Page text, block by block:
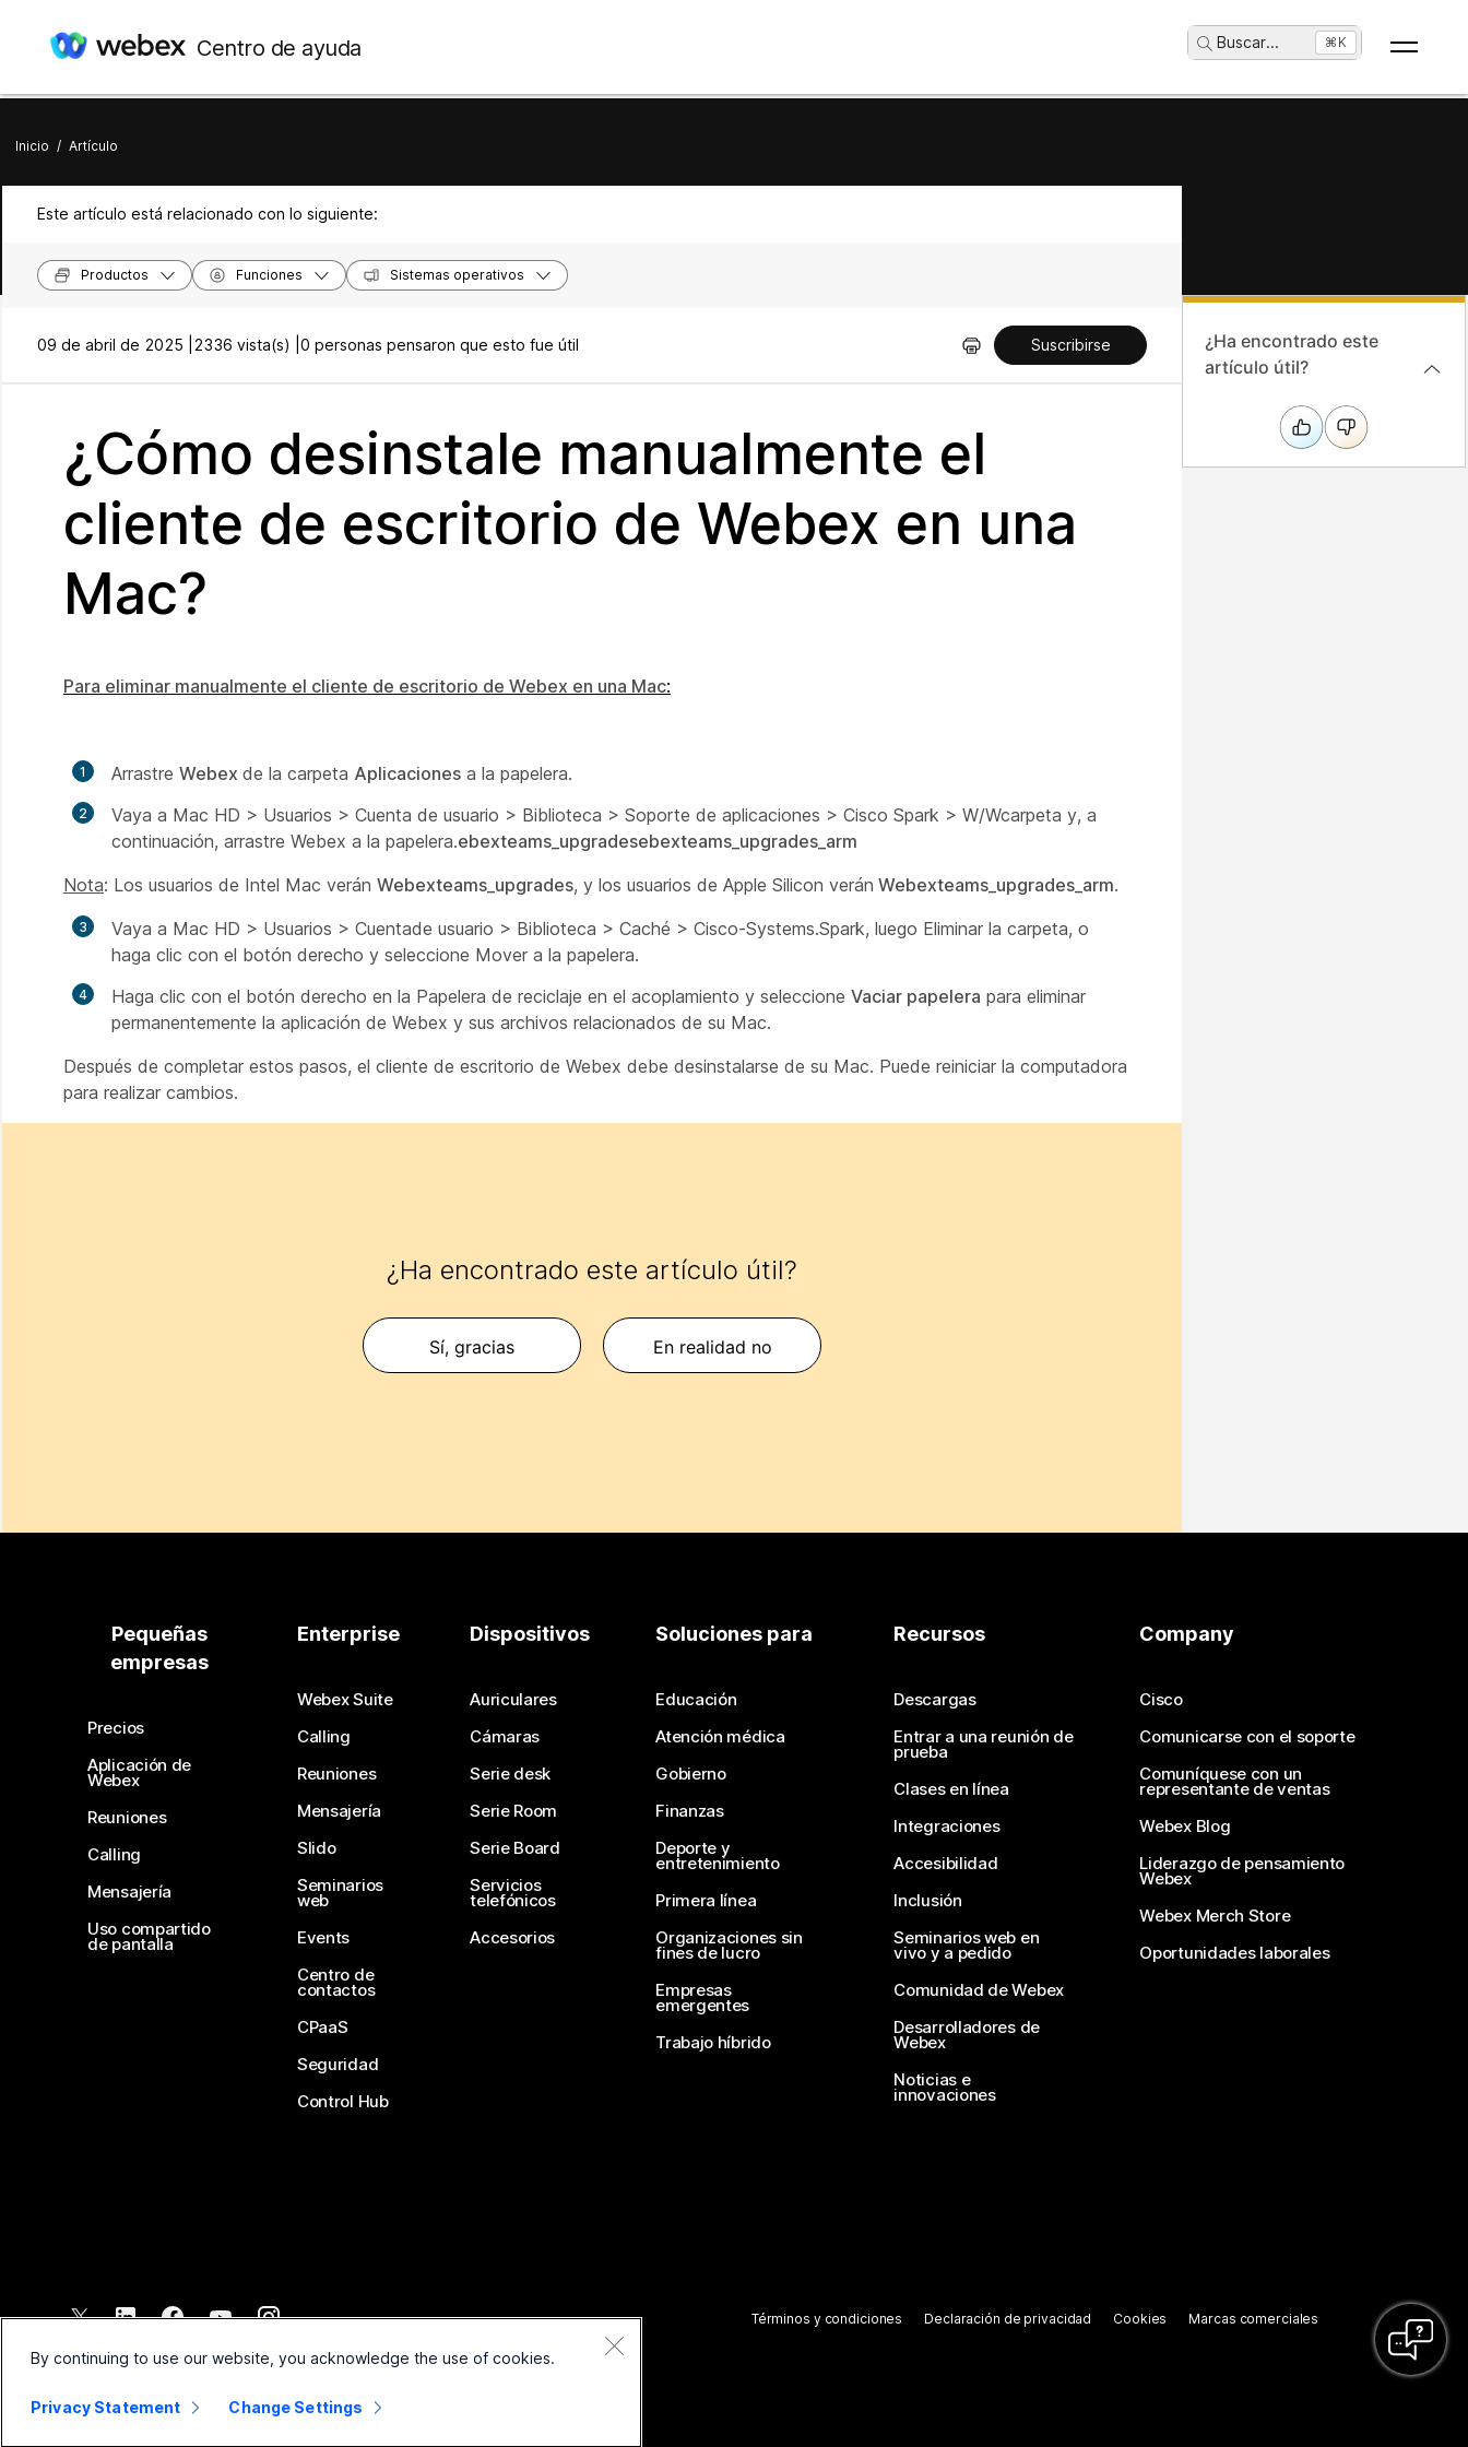
Centro de ayuda Buscar... ⌘K
Inicio / Artículo
Este artículo está relacionado con lo siguiente:
Productos Funciones Sistemas operativos
09 de abril de 2025 | 2336 vista(s) | 0 personas pensaron que esto fue útil Suscribirse
¿Cómo desinstale manualmente el
cliente de escritorio de Webex en una
Mac?
Para eliminar manualmente el cliente de escritorio de Webex en una Mac:
Arrastre Webex de la carpeta Aplicaciones a la papelera.
Vaya a Mac HD > Usuarios > Cuenta de usuario > Biblioteca > Soporte de aplicaciones > Cisco Spark > W/Wcarpeta y, a
continuación, arrastre Webex a la papelera.ebexteams_upgradesebexteams_upgrades_arm
Nota: Los usuarios de Intel Mac verán Webexteams_upgrades, y los usuarios de Apple Silicon verán Webexteams_upgrades_arm.
Vaya a Mac HD > Usuarios > Cuentade usuario > Biblioteca > Caché > Cisco-Systems.Spark, luego Eliminar la carpeta, o
haga clic con el botón derecho y seleccione Mover a la papelera.
Haga clic con el botón derecho en la Papelera de reciclaje en el acoplamiento y seleccione Vaciar papelera para eliminar
permanentemente la aplicación de Webex y sus archivos relacionados de su Mac.
Después de completar estos pasos, el cliente de escritorio de Webex debe desinstalarse de su Mac. Puede reiniciar la computadora
para realizar cambios.
¿Ha encontrado este artículo útil?
Sí, gracias En realidad no
¿Ha encontrado este
artículo útil?
Pequeñas
empresas
Precios
Aplicación de
Webex
Reuniones
Calling
Mensajería
Uso compartido
de pantalla
Enterprise
Webex Suite
Calling
Reuniones
Mensajería
Slido
Seminarios
web
Events
Centro de
contactos
CPaaS
Seguridad
Control Hub
Dispositivos
Auriculares
Cámaras
Serie desk
Serie Room
Serie Board
Servicios
telefónicos
Accesorios
Soluciones para
Educación
Atención médica
Gobierno
Finanzas
Deporte y
entretenimiento
Primera línea
Organizaciones sin
fines de lucro
Empresas
emergentes
Trabajo híbrido
Recursos
Descargas
Entrar a una reunión de
prueba
Clases en línea
Integraciones
Accesibilidad
Inclusión
Seminarios web en
vivo y a pedido
Comunidad de Webex
Desarrolladores de
Webex
Noticias e
innovaciones
Company
Cisco
Comunicarse con el soporte
Comuníquese con un
representante de ventas
Webex Blog
Liderazgo de pensamiento
Webex
Webex Merch Store
Oportunidades laborales
2026 Cisco y/o sus filiales. Todos los derechos reservados.
Términos y condiciones Declaración de privacidad Cookies Marcas comerciales
By continuing to use our website, you acknowledge the use of cookies.
Privacy Statement Change Settings